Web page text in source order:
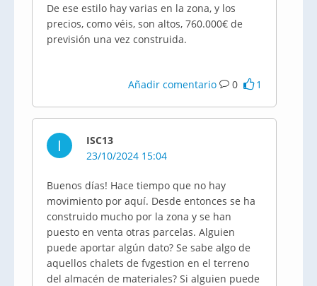
De ese estilo hay varias en la zona, y los
precios, como véis, son altos, 760.000€ de
previsión una vez construida.
Añadir comentario 0 1
I
ISC13
23/10/2024 15:04
Buenos días! Hace tiempo que no hay
movimiento por aquí. Desde entonces se ha
construido mucho por la zona y se han
puesto en venta otras parcelas. Alguien
puede aportar algún dato? Se sabe algo de
aquellos chalets de fvgestion en el terreno
del almacén de materiales? Si alguien puede